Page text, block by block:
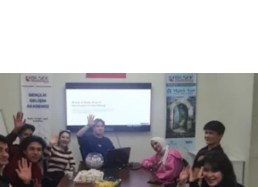
10 Haziran 2026
BİLSEK Türk Sanat Müziği Korosu